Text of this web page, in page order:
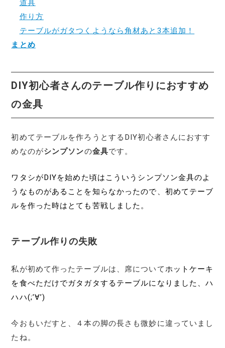
道具
作り方
テーブルがガタつくようなら角材あと3本追加！
まとめ
DIY初心者さんのテーブル作りにおすすめ
の金具
初めてテーブルを作ろうとするDIY初心者さんにおすす
めなのがシンプソンの金具です。
ワタシがDIYを始めた頃はこういうシンプソン金具のよ
うなものがあることを知らなかったので、初めてテーブ
ルを作った時はとても苦戦しました。
テーブル作りの失敗
私が初めて作ったテーブルは、席についてホットケーキ
を食べただけでガタガタするテーブルになりました、ハ
ハハ(;’∀’)
今おもいだすと、４本の脚の長さも微妙に違っていまし
たね。